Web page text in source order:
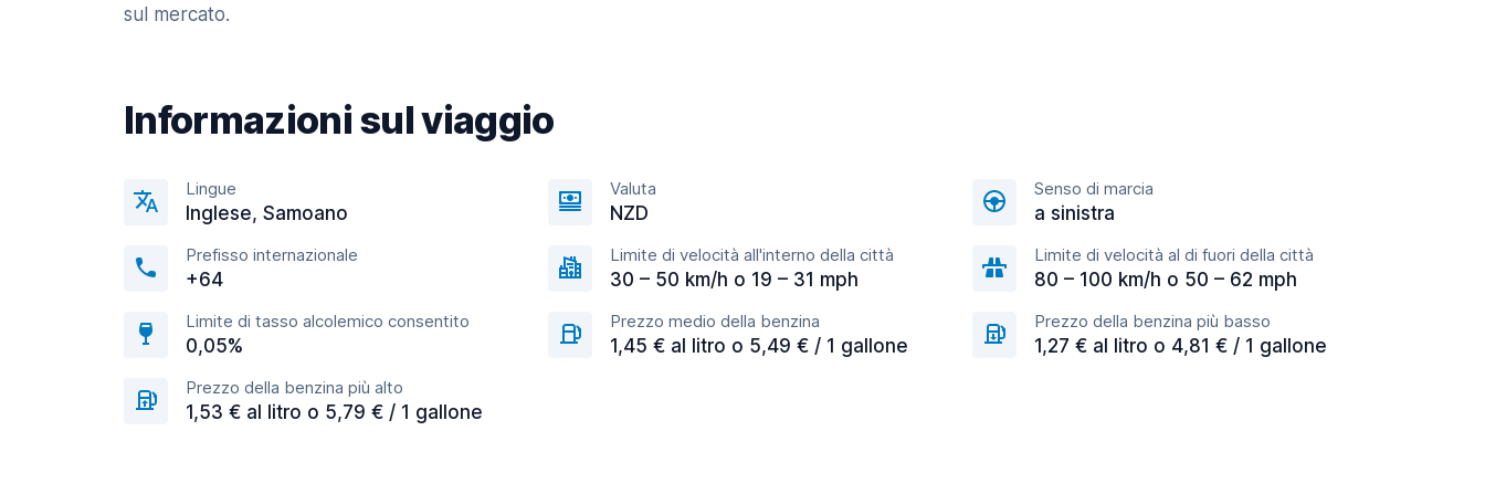
sul mercato.
Informazioni sul viaggio
Lingue
Inglese, Samoano
Valuta
NZD
Senso di marcia
a sinistra
Prefisso internazionale
+64
Limite di velocità all'interno della città
30 – 50 km/h o 19 – 31 mph
Limite di velocità al di fuori della città
80 – 100 km/h o 50 – 62 mph
Limite di tasso alcolemico consentito
0,05%
Prezzo medio della benzina
1,45 € al litro o 5,49 € / 1 gallone
Prezzo della benzina più basso
1,27 € al litro o 4,81 € / 1 gallone
Prezzo della benzina più alto
1,53 € al litro o 5,79 € / 1 gallone